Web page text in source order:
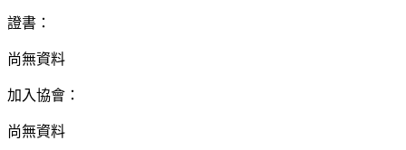
證書：
尚無資料
加入協會：
尚無資料